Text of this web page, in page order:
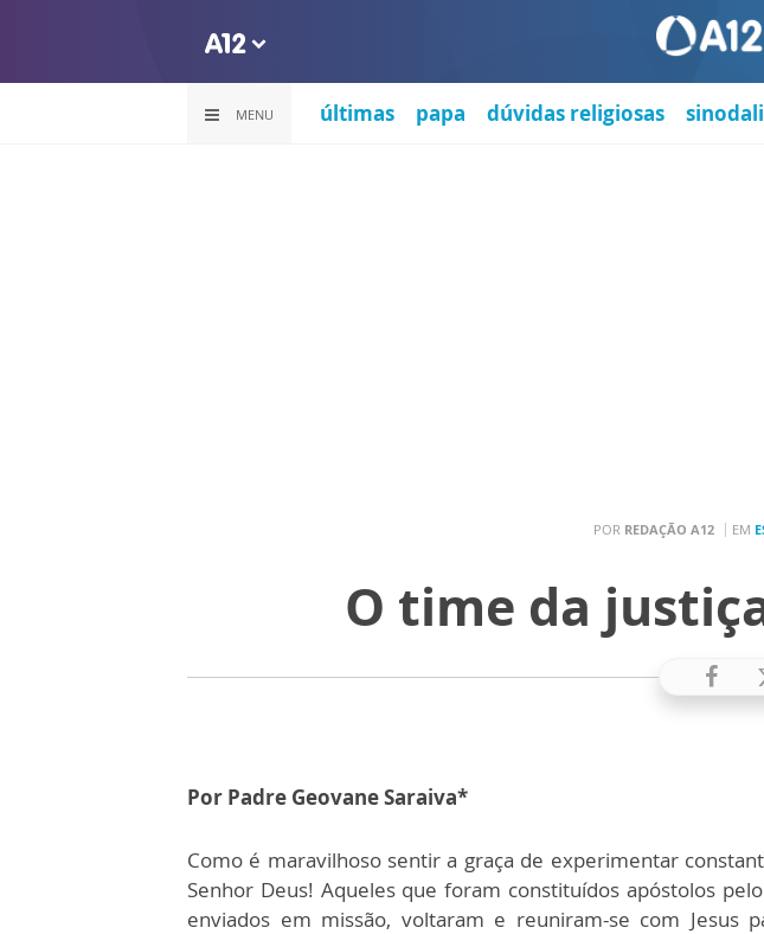
MENU últimas papa dúvidas religiosas
POR REDAÇÃO A12 EM
O time da
Por Padre Geovane Saraiva*
Como é maravilhoso sentir a graça de experimentar
Senhor Deus! Aqueles que foram constituídos apóstolos
enviados em missão, voltaram e reuniram-se com Jesus